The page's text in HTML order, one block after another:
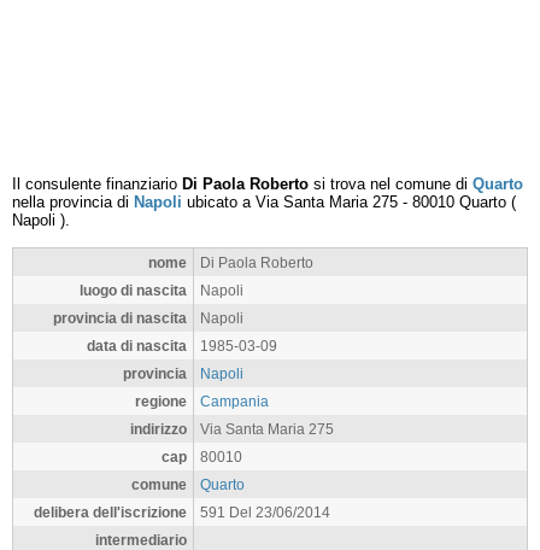
Il consulente finanziario Di Paola Roberto si trova nel comune di Quarto
nella provincia di Napoli ubicato a Via Santa Maria 275 - 80010 Quarto (
Napoli ).
nome
Di Paola Roberto
luogo di nascita
Napoli
provincia di nascita
Napoli
data di nascita
1985-03-09
provincia
Napoli
regione
Campania
indirizzo
Via Santa Maria 275
cap
80010
comune
Quarto
delibera dell'iscrizione
591 Del 23/06/2014
intermediario